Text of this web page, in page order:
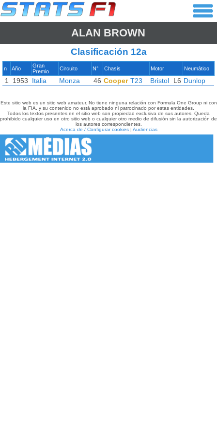
ALAN BROWN
Clasificación 12a
n Año
Gran
Premio
Circuito N° Chasis Motor Neumático
1 1953 Italia Monza 46 Cooper T23 Bristol L6 Dunlop
Este sitio web es un sitio web amateur. No tiene ninguna relación con Formula One Group ni con
la FIA, y su contenido no está aprobado ni patrocinado por estas entidades.
Todos los textos presentes en el sitio web son propiedad exclusiva de sus autores. Queda
prohibido cualquier uso en otro sitio web o cualquier otro medio de difusión sin la autorización de
los autores correspondientes.
Acerca de / Configurar cookies| Audiencias